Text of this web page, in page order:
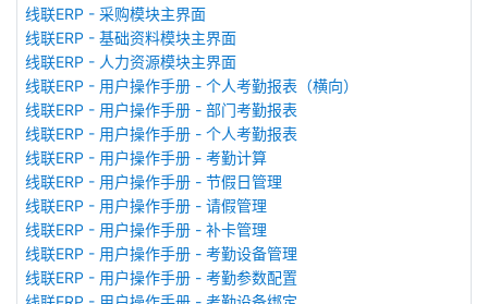
线联ERP - 采购模块主界面
线联ERP - 基础资料模块主界面
线联ERP - 人力资源模块主界面
线联ERP - 用户操作手册 - 个人考勤报表（横向）
线联ERP - 用户操作手册 - 部门考勤报表
线联ERP - 用户操作手册 - 个人考勤报表
线联ERP - 用户操作手册 - 考勤计算
线联ERP - 用户操作手册 - 节假日管理
线联ERP - 用户操作手册 - 请假管理
线联ERP - 用户操作手册 - 补卡管理
线联ERP - 用户操作手册 - 考勤设备管理
线联ERP - 用户操作手册 - 考勤参数配置